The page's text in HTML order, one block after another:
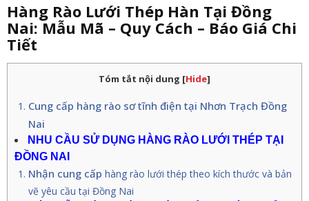
Hàng Rào Lưới Thép Hàn Tại Đồng
Nai: Mẫu Mã – Quy Cách – Báo Giá Chi
Tiết
Tóm tắt nội dung [Hide]
Cung cấp hàng rào sơ tĩnh điện tại Nhơn Trạch Đồng
Nai
NHU CẦU SỬ DỤNG HÀNG RÀO LƯỚI THÉP TẠI
ĐỒNG NAI
Nhận cung cấp hàng rào lưới thép theo kích thước và bản
vẽ yêu cầu tại Đồng Nai